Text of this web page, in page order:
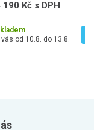
190 Kč s DPH
vás od 10.8. do 13.8.